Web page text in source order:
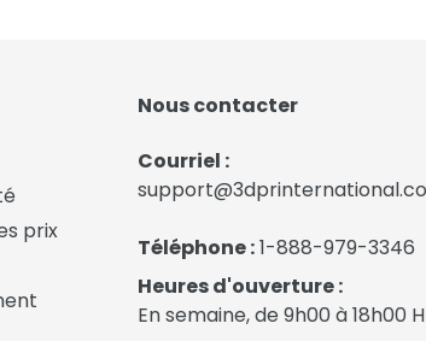
prix
Nous contacter
Courriel :
Téléphone :1-888-979-3346
Heures d'ouverture :
En semaine, de 9h00 à 18h00